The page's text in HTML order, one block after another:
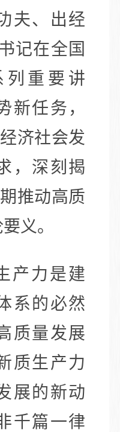
夫、出经
记在全国
列重要讲
新任务，
济社会发
，深刻揭
推动高质
义。
产力是建
系的必然
质量发展
质生产力
展的新动
千篇一律